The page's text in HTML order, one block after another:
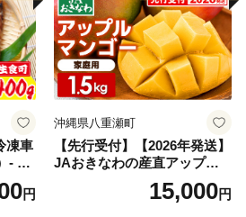
凍車
- 海
ビ
ライ
円
沖縄県八重瀬町
【先行受付】【2026年発送】
JAおきなわの産直アップル
マンゴー 約1.5kg【ご家庭
用・白箱】- 先行予約 沖縄 産
15,000円